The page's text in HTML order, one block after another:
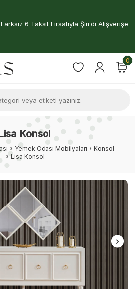
6 Taksit Fırsatıyla Şimdi Alışverişe
0
Konsol
Yemek Odası Mobilyaları
Konsol
Lisa Konsol